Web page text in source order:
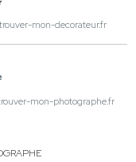
mon-decorateur.fr
mon-photographe.fr